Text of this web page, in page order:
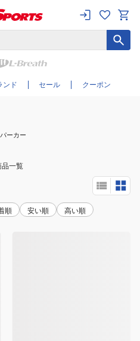
ンド セール クーポン
に絞り込む
ーカー
品一覧
順 安い順 高い順